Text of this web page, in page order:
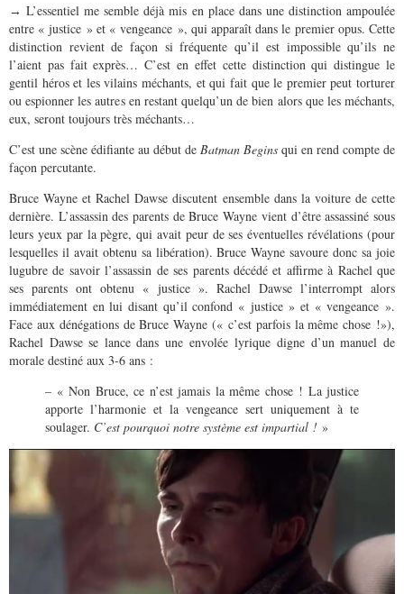
→L’essentiel me semble déjà mis en place dans une distinction ampoulée
entre « justice » et « vengeance », qui apparaît dans le premier opus. Cette
distinction revient de façon si fréquente qu’il est impossible qu’ils ne
l’aient pas fait exprès… C’est en effet cette distinction qui distingue le
gentil héros et les vilains méchants, et qui fait que le premier peut torturer
ou espionner les autres en restant quelqu’un de bien alors que les méchants,
eux, seront toujours très méchants…
C’est une scène édifiante au début de Batman Begins qui en rend compte de
façon percutante.
Bruce Wayne et Rachel Dawse discutent ensemble dans la voiture de cette
dernière. L’assassin des parents de Bruce Wayne vient d’être assassiné sous
leurs yeux par la pègre, qui avait peur de ses éventuelles révélations (pour
lesquelles il avait obtenu sa libération). Bruce Wayne savoure donc sa joie
lugubre de savoir l’assassin de ses parents décédé et affirme à Rachel que
ses parents ont obtenu « justice ». Rachel Dawse l’interrompt alors
immédiatement en lui disant qu’il confond « justice » et « vengeance ».
Face aux dénégations de Bruce Wayne (« c’est parfois la même chose !»),
Rachel Dawse se lance dans une envolée lyrique digne d’un manuel de
morale destiné aux 3-6 ans :
– « Non Bruce, ce n’est jamais la même chose ! La justice
apporte l’harmonie et la vengeance sert uniquement à te
soulager. C’est pourquoi notre système est impartial ! »